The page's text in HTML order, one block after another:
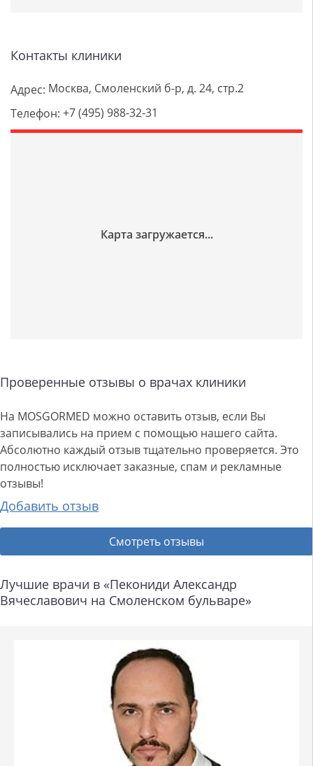
Контакты клиники
Адрес: Москва, Смоленский б-р, д. 24, стр.2
Телефон: +7 (495) 988-32-31
Проверенные отзывы о врачах клиники
На MOSGORMED можно оставить отзыв, если Вы
записывались на прием с помощью нашего сайта.
Абсолютно каждый отзыв тщательно проверяется. Это
полностью исключает заказные, спам и рекламные
отзывы!
Добавить отзыв
Смотреть отзывы
Лучшие врачи в «Пекониди Александр
Вячеславович на Смоленском бульваре»